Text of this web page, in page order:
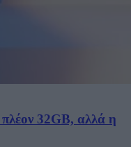
32GB, αλλά η